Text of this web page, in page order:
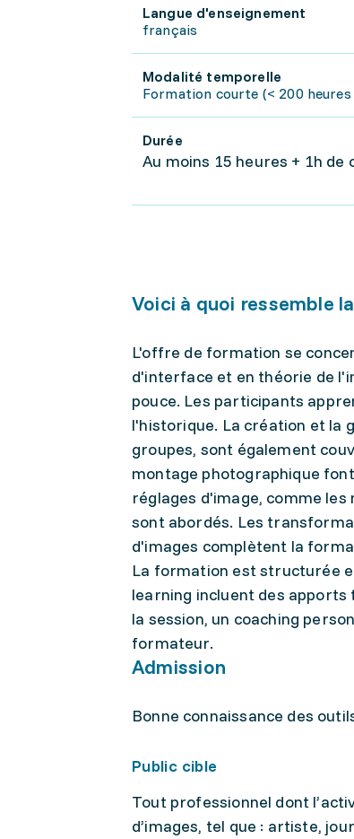
Langue d'enseignement
français
Modalité temporelle
Formation courte (< 200
Durée
Au moins 15 heures + 1h de
Voici à quoi ressemble
L'offre de formation se
d'interface et en théorie de
pouce. Les participants
l'historique. La création et la
groupes, sont également
montage photographique
réglages d'image, comme
sont abordés. Les
d'images complètent la
La formation est structurée
learning incluent des
la session, un coaching
formateur.
Admission
Bonne connaissance des
Public cible
Tout professionnel dont
d’images, tel que : artiste,